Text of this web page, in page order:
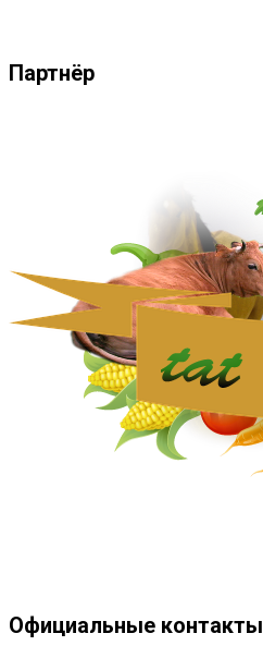
Партнёр
Официальные контакты